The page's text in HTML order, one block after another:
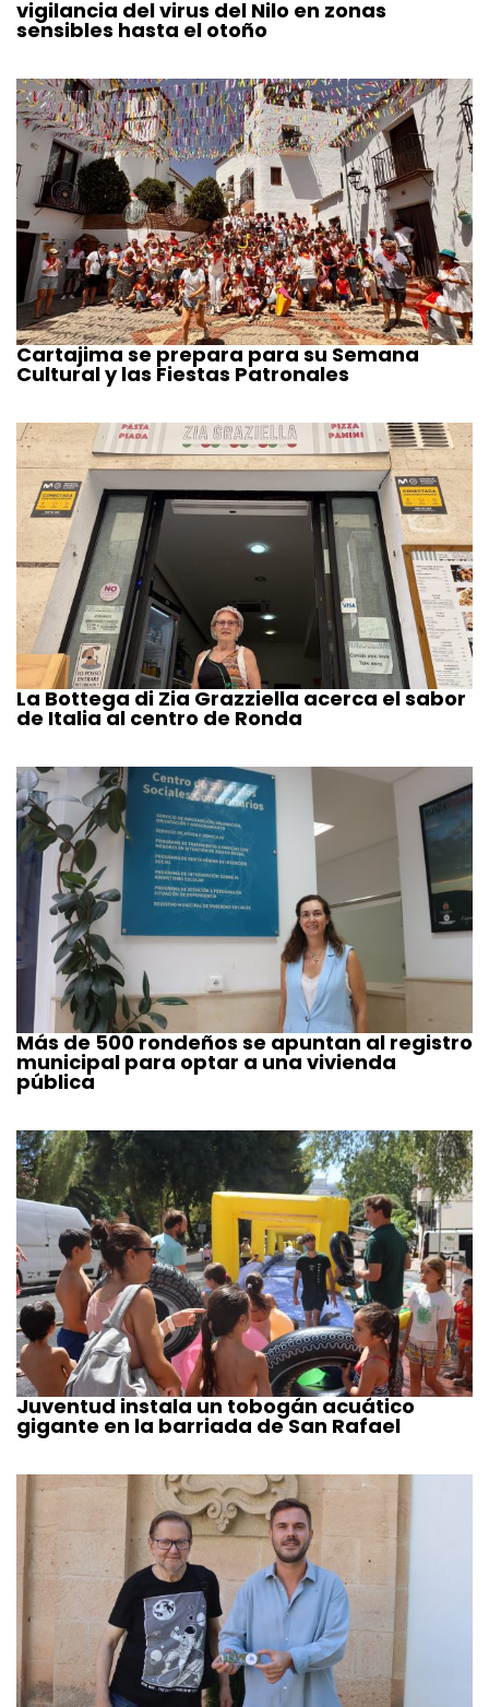
vigilancia del virus del Nilo en zonas
sensibles hasta el otoño
Cartajima se prepara para su Semana
Cultural y las Fiestas Patronales
La Bottega di Zia Grazziella acerca el sabor
de Italia al centro de Ronda
Más de 500 rondeños se apuntan al registro
municipal para optar a una vivienda
pública
Juventud instala un tobogán acuático
gigante en la barriada de San Rafael